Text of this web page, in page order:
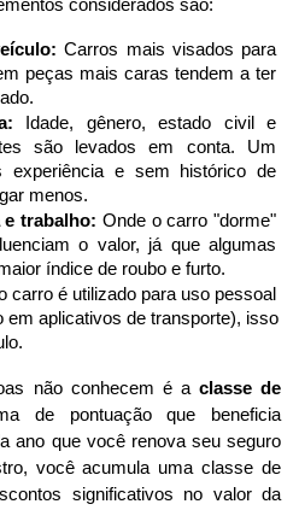
considerados são:
Carros mais visados para
peças mais caras tendem a ter
Idade, gênero, estado civil e
são levados em conta. Um
experiência e sem histórico de
menos.
e trabalho: Onde o carro "dorme"
o valor, já que algumas
índice de roubo e furto.
carro é utilizado para uso pessoal
em aplicativos de transporte), isso
não conhecem é a classe de
de pontuação que beneficia
ano que você renova seu seguro
você acumula uma classe de
significativos no valor da